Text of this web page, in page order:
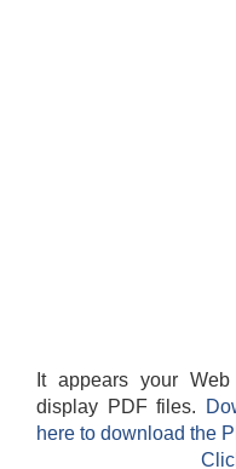
It appears your
display PDF files.
here to download the